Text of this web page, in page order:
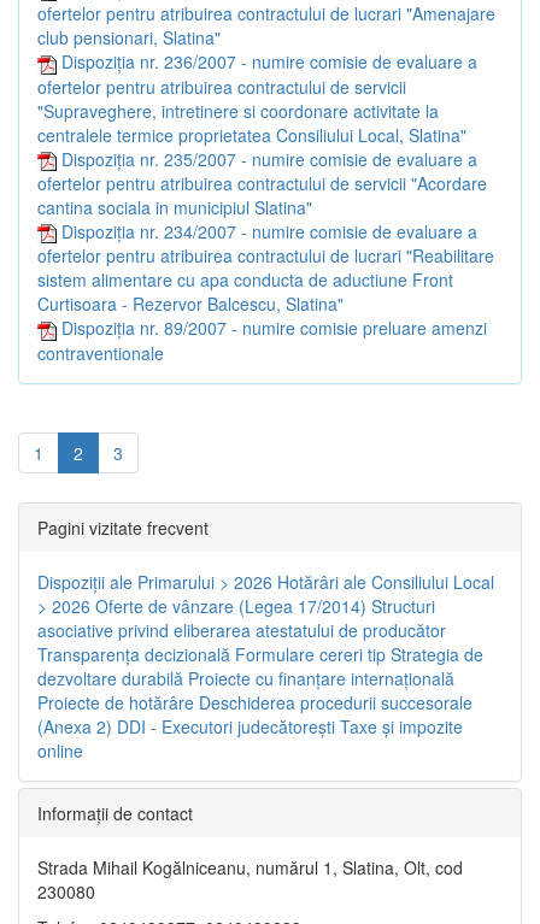
ofertelor pentru atribuirea contractului de lucrari "Amenajare
club pensionari, Slatina"
Dispoziția nr. 236/2007 - numire comisie de evaluare a
ofertelor pentru atribuirea contractului de servicii
"Supraveghere, intretinere si coordonare activitate la
centralele termice proprietatea Consiliului Local, Slatina"
Dispoziția nr. 235/2007 - numire comisie de evaluare a
ofertelor pentru atribuirea contractului de servicii "Acordare
cantina sociala in municipiul Slatina"
Dispoziția nr. 234/2007 - numire comisie de evaluare a
ofertelor pentru atribuirea contractului de lucrari "Reabilitare
sistem alimentare cu apa conducta de aductiune Front
Curtisoara - Rezervor Balcescu, Slatina"
Dispoziția nr. 89/2007 - numire comisie preluare amenzi
contraventionale
1 2 3
Pagini vizitate frecvent
Dispoziţii ale Primarului > 2026 Hotărâri ale Consiliului Local
> 2026 Oferte de vânzare (Legea 17/2014) Structuri
asociative privind eliberarea atestatului de producător
Transparenţa decizională Formulare cereri tip Strategia de
dezvoltare durabilă Proiecte cu finanţare internaţională
Proiecte de hotărâre Deschiderea procedurii succesorale
(Anexa 2) DDI - Executori judecătorești Taxe şi impozite
online
Informaţii de contact
Strada Mihail Kogălniceanu, numărul 1, Slatina, Olt, cod
230080